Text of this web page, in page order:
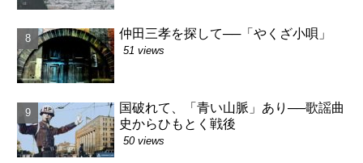
仲田三孝を探して──「やくざ小唄」
51 views
国破れて、「青い山脈」あり──歌謡曲
史からひもとく戦後
50 views